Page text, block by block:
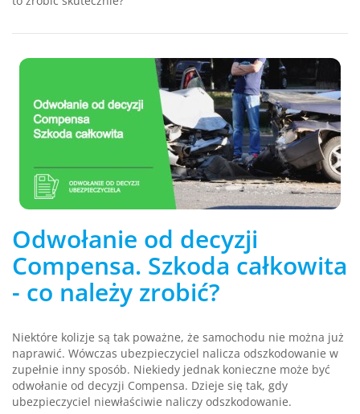
Odwołanie od decyzji
Compensa. Szkoda całkowita
- co należy zrobić?
Niektóre kolizje są tak poważne, że samochodu nie można już
naprawić. Wówczas ubezpieczyciel nalicza odszkodowanie w
zupełnie inny sposób. Niekiedy jednak konieczne może być
odwołanie od decyzji Compensa. Dzieje się tak, gdy
ubezpieczyciel niewłaściwie naliczy odszkodowanie.